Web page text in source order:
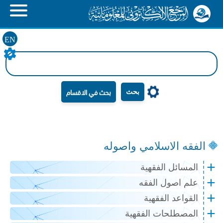
EN
بحث
الفقه الاسلامي واصوله
المسائل الفقهية
علم اصول الفقه
القواعد الفقهية
المصطلحات الفقهية